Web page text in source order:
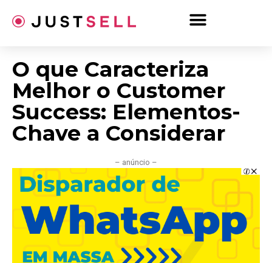
para
O que Caracteriza
Melhor o Customer
Success: Elementos-
Chave a Considerar
– anúncio –